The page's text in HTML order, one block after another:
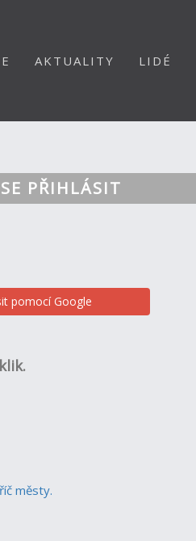
AKTUALITY LIDÉ
PŘIHLÁSIT
pomocí Google
městy.